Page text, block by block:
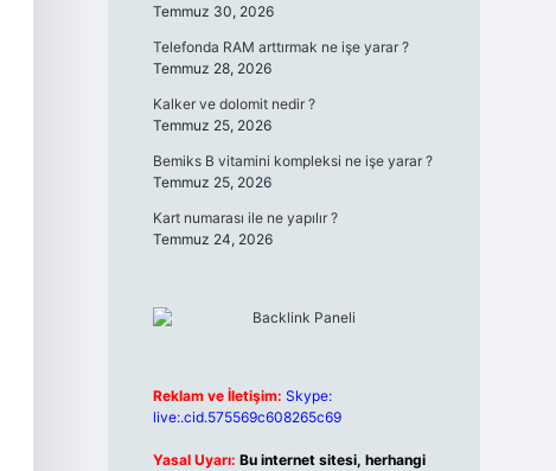
Temmuz 30, 2026
Telefonda RAM arttırmak ne işe yarar ?
Temmuz 28, 2026
Kalker ve dolomit nedir ?
Temmuz 25, 2026
Bemiks B vitamini kompleksi ne işe yarar ?
Temmuz 25, 2026
Kart numarası ile ne yapılır ?
Temmuz 24, 2026
Reklam ve İletişim: Skype:
live:.cid.575569c608265c69
Yasal Uyarı: Bu internet sitesi, herhangi